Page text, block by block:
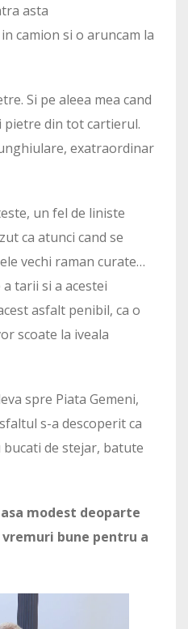
asta
camion si o aruncam la
Si pe aleea mea cand
pietre din tot cartierul.
exatraordinar
un fel de liniste
ca atunci cand se
vechi raman curate…
tarii si a acestei
asfalt penibil, ca o
scoate la iveala
spre Piata Gemeni,
s-a descoperit ca
de stejar, batute
modest deoparte
bune pentru a